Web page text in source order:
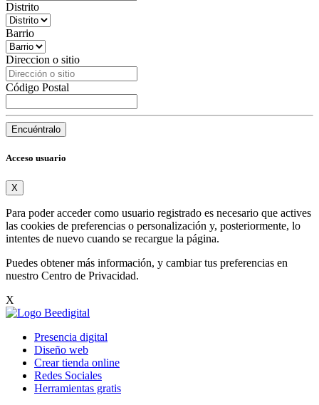
Distrito
Barrio
Direccion o sitio
Código Postal
Encuéntralo
Acceso usuario
X
Para poder acceder como usuario registrado es necesario que actives
las cookies de preferencias o personalización y, posteriormente, lo
intentes de nuevo cuando se recargue la página.
Puedes obtener más información, y cambiar tus preferencias en
nuestro Centro de Privacidad.
X
Presencia digital
Diseño web
Crear tienda online
Redes Sociales
Herramientas gratis